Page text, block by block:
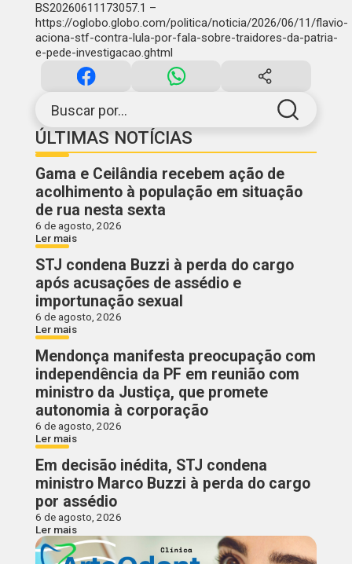
Buscar por...
ÚLTIMAS NOTÍCIAS
Gama e Ceilândia recebem ação de
acolhimento à população em situação
de rua nesta sexta
6 de agosto, 2026
Ler mais
STJ condena Buzzi à perda do cargo
após acusações de assédio e
importunação sexual
6 de agosto, 2026
Ler mais
Mendonça manifesta preocupação com
independência da PF em reunião com
ministro da Justiça, que promete
autonomia à corporação
6 de agosto, 2026
Ler mais
Em decisão inédita, STJ condena
ministro Marco Buzzi à perda do cargo
por assédio
6 de agosto, 2026
Ler mais
BS20260611173057.1 –
https://oglobo.globo.com/politica/noticia/2026/06/11/flavio-
aciona-stf-contra-lula-por-fala-sobre-traidores-da-patria-
e-pede-investigacao.ghtml